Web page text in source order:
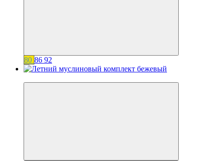
80 86 92